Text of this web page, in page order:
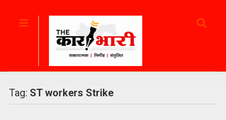
Tag: ST workers Strike